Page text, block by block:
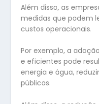
Além disso, as
medidas que podem
custos operacionais.
Por exemplo, a
e eficientes pode
energia e água,
públicos.